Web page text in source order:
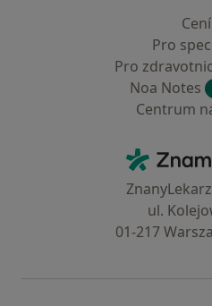
Pro
Pro
Noa Notes
Centrum
ul.
01-217